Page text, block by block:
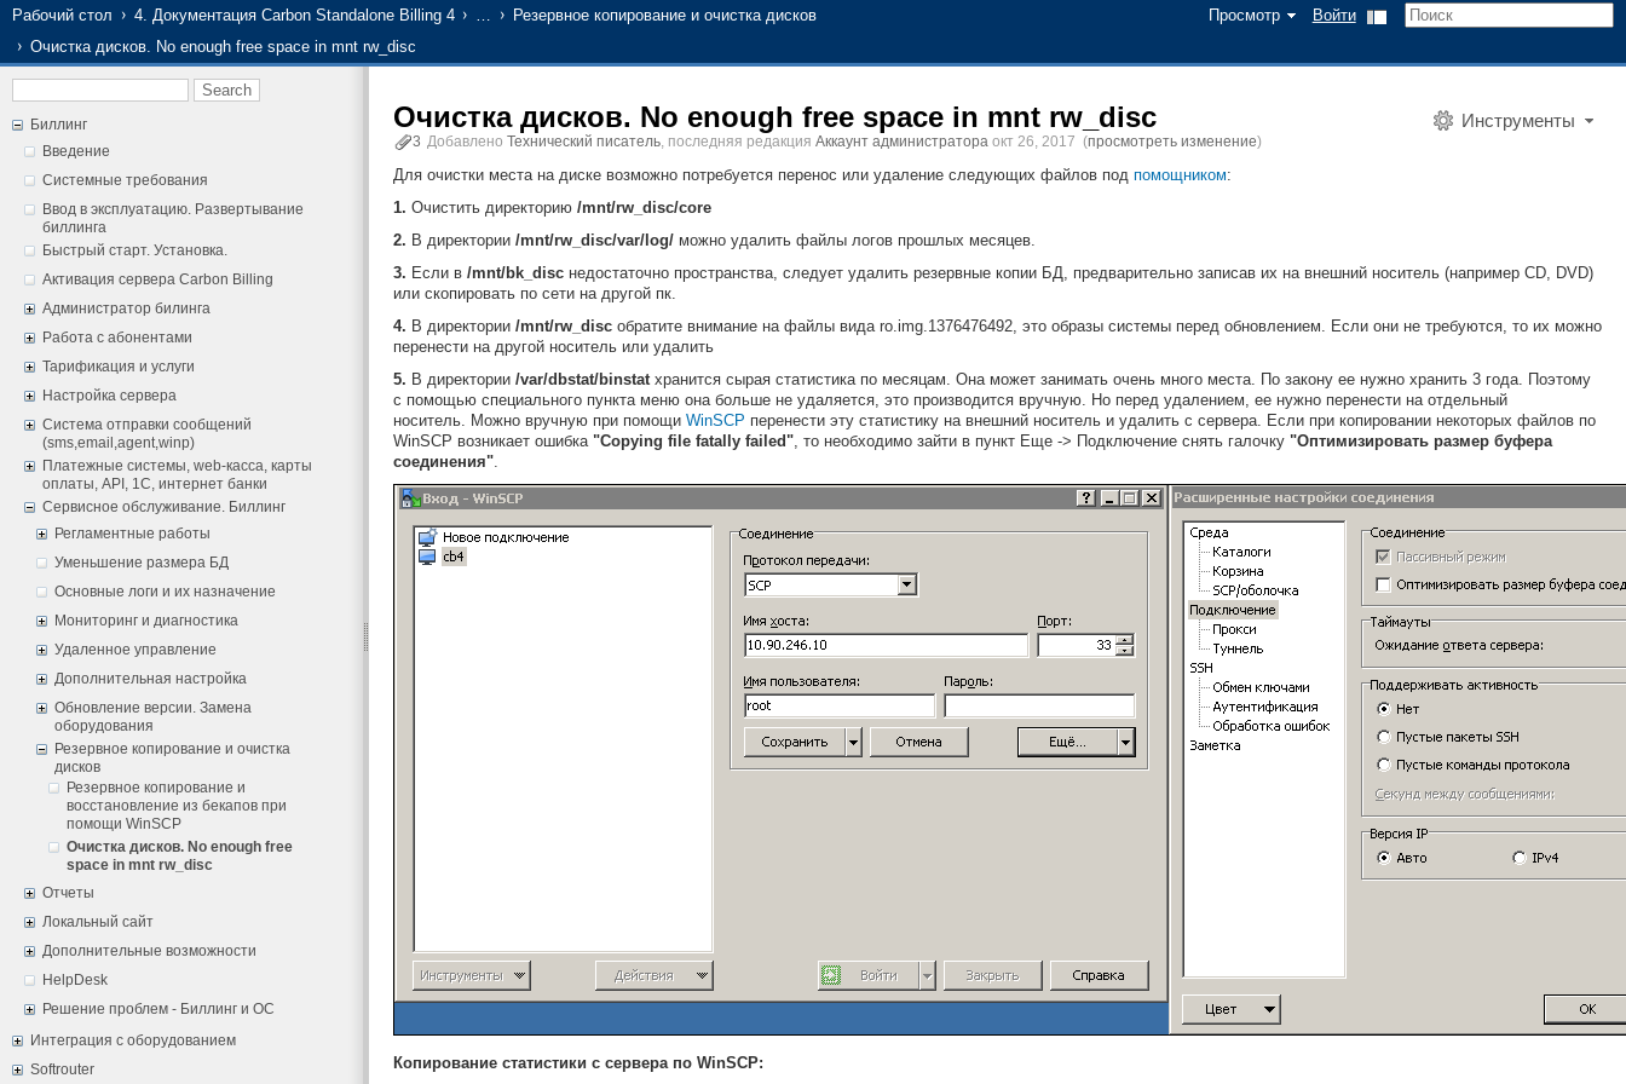
Просмотр Войти
Рабочий стол 4. Документация Carbon Standalone Billing 4 …
Резервное копирование и очистка дисков
Очистка дисков. No enough free space in mnt rw_disc
Биллинг
Введение
Системные требования
Ввод в эксплуатацию. Развертывание
биллинга
Быстрый старт. Установка.
Активация сервера Carbon Billing
Администратор билинга
Работа с абонентами
Тарификация и услуги
Настройка сервера
Система отправки сообщений
(sms,email,agent,winp)
Платежные системы, web-касса, карты
оплаты, API, 1С, интернет банки
Сервисное обслуживание. Биллинг
Регламентные работы
Уменьшение размера БД
Основные логи и их назначение
Мониторинг и диагностика
Удаленное управление
Дополнительная настройка
Обновление версии. Замена
оборудования
Резервное копирование и очистка
дисков
Резервное копирование и
восстановление из бекапов при
помощи WinSCP
Очистка дисков. No enough free
space in mnt rw_disc
Отчеты
Локальный сайт
Дополнительные возможности
HelpDesk
Решение проблем - Биллинг и ОС
Интеграция с оборудованием
Softrouter
Инструменты
Очистка дисков. No enough free space in mnt rw_disc
3 Добавлено Технический писатель, последняя редакция Аккаунт администратора окт 26, 2017 (просмотреть изменение)
Для очистки места на диске возможно потребуется перенос или удаление следующих файлов под помощником:
1. Очистить директорию /mnt/rw_disc/core
2. В директории /mnt/rw_disc/var/log/ можно удалить файлы логов прошлых месяцев.
3. Если в /mnt/bk_disc недостаточно пространства, следует удалить резервные копии БД, предварительно записав их на внешний носитель (например CD, DVD)
или скопировать по сети на другой пк.
4. В директории /mnt/rw_disc обратите внимание на файлы вида ro.img.1376476492, это образы системы перед обновлением. Если они не требуются, то их можно
перенести на другой носитель или удалить
5. В директории /var/dbstat/binstatхранится сырая статистика по месяцам. Она может занимать очень много места. По закону ее нужно хранить 3 года. Поэтому
с помощью специального пункта меню она больше не удаляется, это производится вручную. Но перед удалением, ее нужно перенести на отдельный
носитель. Можно вручную при помощи WinSCP перенести эту статистику на внешний носитель и удалить с сервера. Если при копировании некоторых файлов по
WinSCP возникает ошибка "Copying file fatally failed", то необходимо зайти в пункт Еще -> Подключение снять галочку "Оптимизировать размер буфера
соединения".
Копирование статистики с сервера по WinSCP: